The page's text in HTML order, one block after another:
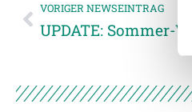
VORIGER NEWSEINTRAG
UPDATE: Sommer-